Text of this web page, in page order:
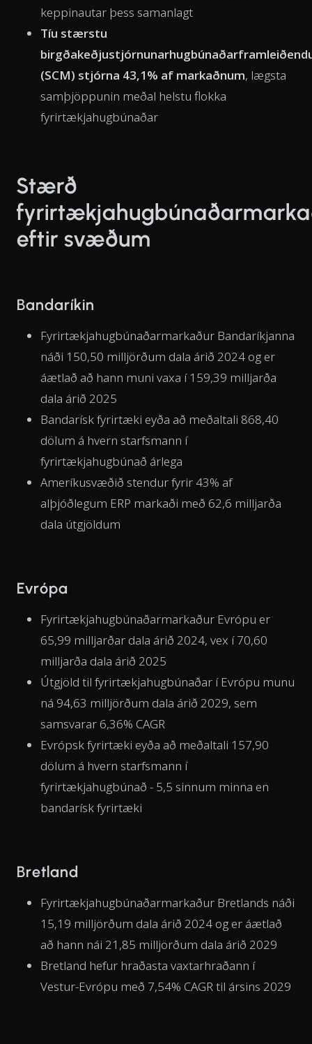
keppinautar þess samanlagt
Tíu stærstu
(SCM) stjórna 43,1% af markaðnum, lægsta
samþjöppunin meðal helstu flokka
fyrirtækjahugbúnaðar
Stærð
eftir svæðum
Bandaríkin
Fyrirtækjahugbúnaðarmarkaður Bandaríkjanna
náði 150,50 milljörðum dala árið 2024 og er
áætlað að hann muni vaxa í 159,39 milljarða
dala árið 2025
Bandarísk fyrirtæki eyða að meðaltali 868,40
dölum á hvern starfsmann í
fyrirtækjahugbúnað árlega
Ameríkusvæðið stendur fyrir 43% af
alþjóðlegum ERP markaði með 62,6 milljarða
dala útgjöldum
Evrópa
Fyrirtækjahugbúnaðarmarkaður Evrópu er
65,99 milljarðar dala árið 2024, vex í 70,60
milljarða dala árið 2025
Útgjöld til fyrirtækjahugbúnaðar í Evrópu munu
ná 94,63 milljörðum dala árið 2029, sem
samsvarar 6,36% CAGR
Evrópsk fyrirtæki eyða að meðaltali 157,90
dölum á hvern starfsmann í
fyrirtækjahugbúnað - 5,5 sinnum minna en
bandarísk fyrirtæki
Bretland
Fyrirtækjahugbúnaðarmarkaður Bretlands náði
15,19 milljörðum dala árið 2024 og er áætlað
að hann nái 21,85 milljörðum dala árið 2029
Bretland hefur hraðasta vaxtarhraðann í
Vestur-Evrópu með 7,54% CAGR til ársins 2029